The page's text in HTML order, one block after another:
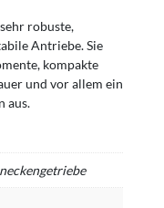
robuste,
Antriebe. Sie
kompakte
und vor allem ein
aus.